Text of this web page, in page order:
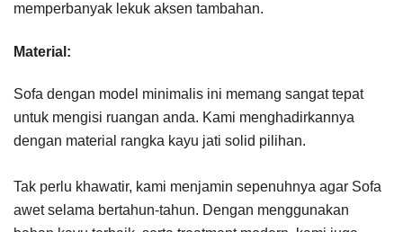
memperbanyak lekuk aksen tambahan.
Material:
Sofa dengan model minimalis ini memang sangat tepat
untuk mengisi ruangan anda. Kami menghadirkannya
dengan material rangka kayu jati solid pilihan.
Tak perlu khawatir, kami menjamin sepenuhnya agar Sofa
awet selama bertahun-tahun. Dengan menggunakan